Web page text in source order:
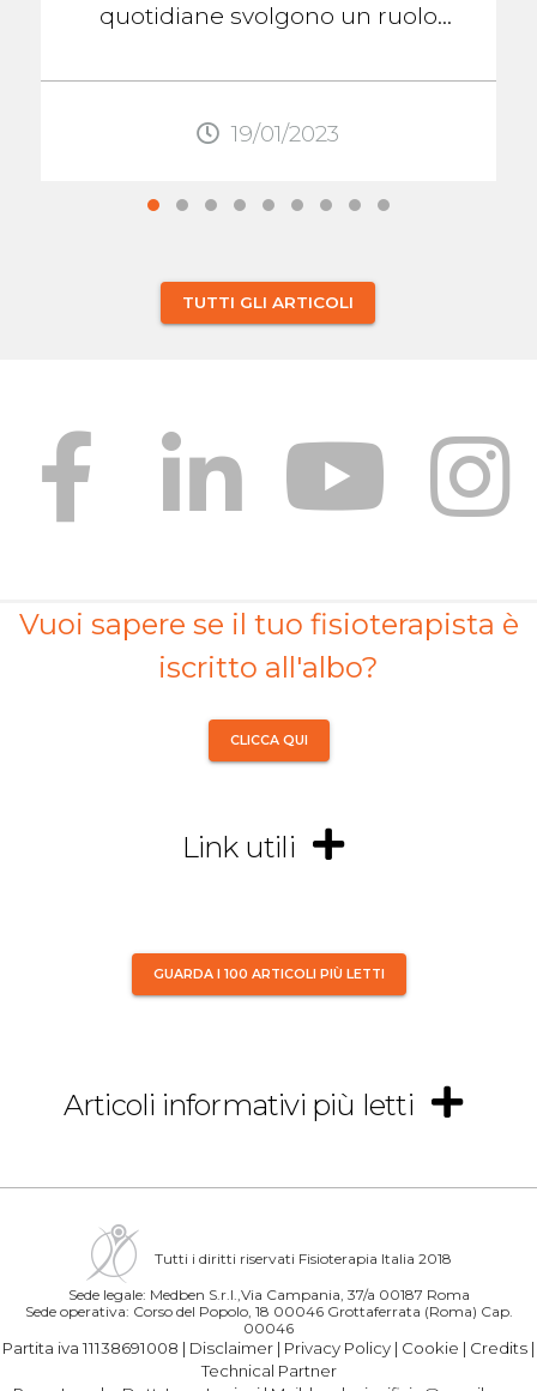
quotidiane svolgono un ruolo
colonna ...
19/01/2023
TUTTI GLI ARTICOLI
Vuoi sapere se il tuo fisioterapista è
iscritto all'albo?
CLICCA QUI
Link utili
GUARDA I 100 ARTICOLI PIÙ LETTI
Articoli informativi più letti
Tutti i diritti riservati Fisioterapia Italia 2018
Sede legale: Medben S.r.l.,Via Campania, 37/a 00187 Roma
Sede operativa: Corso del Popolo, 18 00046 Grottaferrata (Roma) Cap.
00046
Partita iva 11138691008 | Disclaimer | Privacy Policy | Cookie | Credits |
Technical Partner